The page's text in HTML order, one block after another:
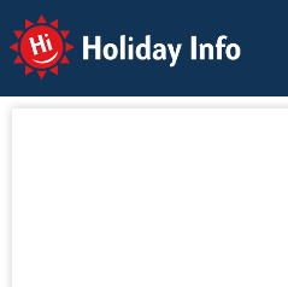
Holiday Info